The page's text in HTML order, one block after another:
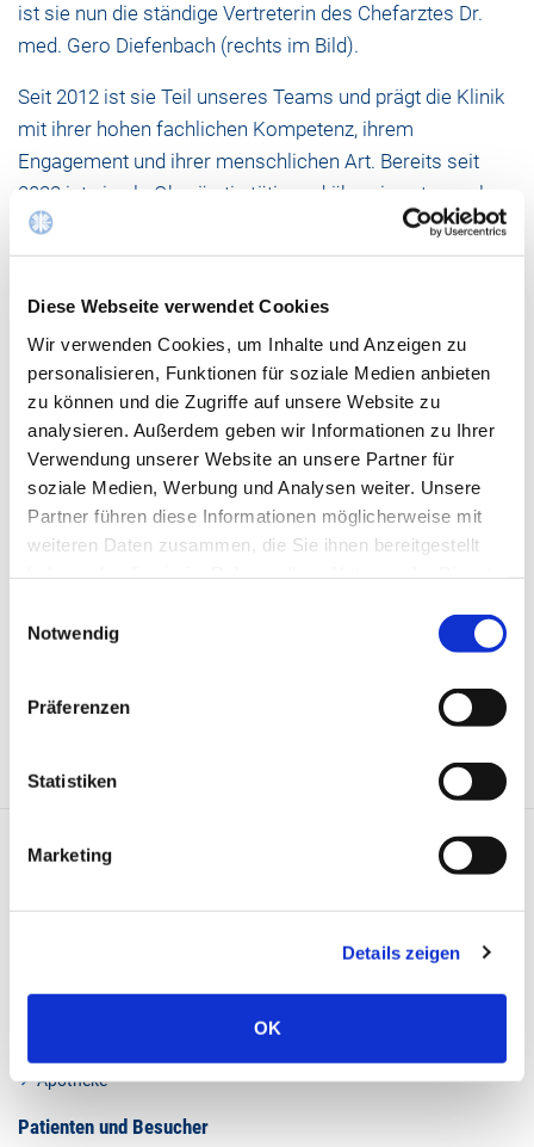
Diese Webseite verwendet Cookies
Wir verwenden Cookies, um Inhalte und Anzeigen zu
personalisieren, Funktionen für soziale Medien anbieten
zu können und die Zugriffe auf unsere Website zu
analysieren. Außerdem geben wir Informationen zu Ihrer
Verwendung unserer Website an unsere Partner für
soziale Medien, Werbung und Analysen weiter. Unsere
Partner führen diese Informationen möglicherweise mit
weiteren Daten zusammen, die Sie ihnen bereitgestellt
Notwendig
Präferenzen
Statistiken
Marketing
Details zeigen
OK
ist sie nun die ständige Vertreterin des Chefarztes Dr.
med. Gero Diefenbach (rechts im Bild).
Seit 2012 ist sie Teil unseres Teams und prägt die Klinik
mit ihrer hohen fachlichen Kompetenz, ihrem
Engagement und ihrer menschlichen Art. Bereits seit
2022 ist sie als Oberärztin tätig und übernimmt nun als
Leitende Oberärztin noch mehr Verantwortung.
Freude und weiterhin alles Gute. Herzlichen
Glückwunsch zu diesem besonderen Karriereschritt!
0
Kliniken & Experten
Apotheke
Patienten und Besucher